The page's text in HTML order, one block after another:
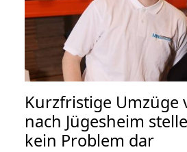
Kurzfristige Umzüge
nach Jügesheim
kein Problem dar